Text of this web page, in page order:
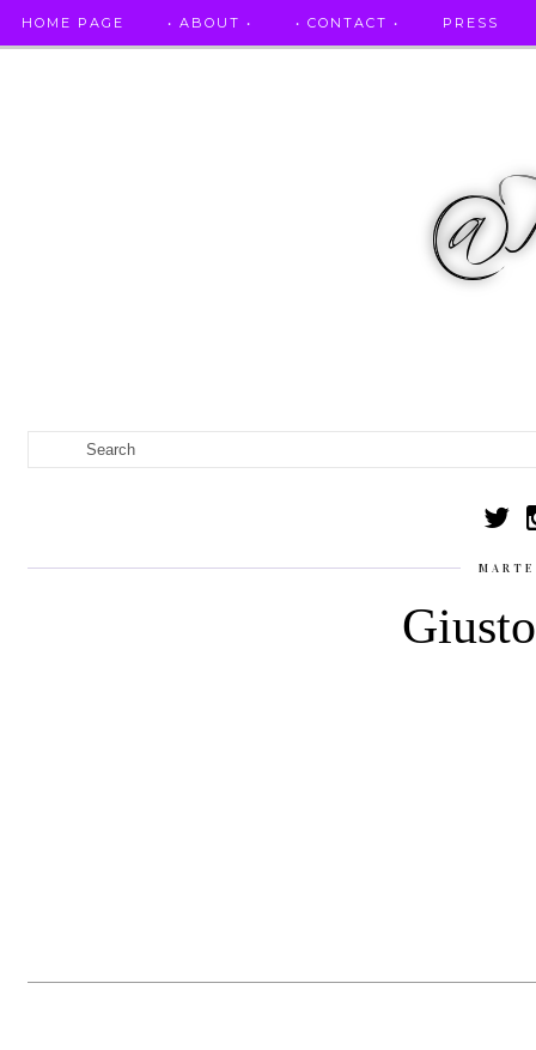
HOME PAGE • ABOUT • • CONTACT • PRESS